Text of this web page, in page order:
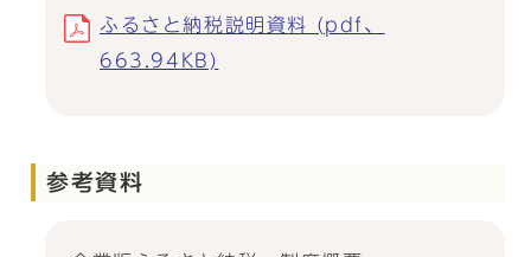
ふるさと納税説明資料 (pdf、
663.94KB)
参考資料